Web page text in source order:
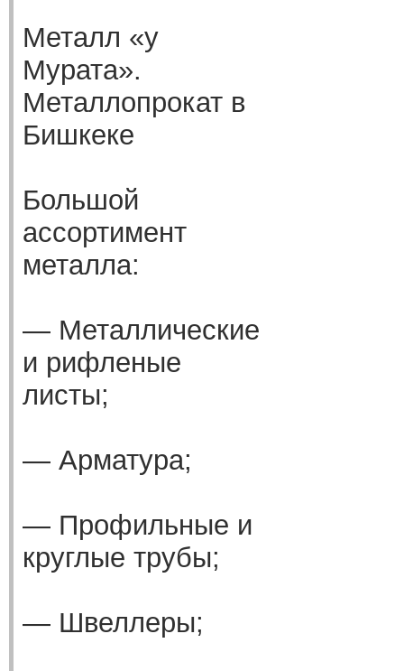
Металл «у
Мурата».
Металлопрокат в
Бишкеке
Большой
ассортимент
металла:
— Металлические
и рифленые
листы;
— Арматура;
— Профильные и
круглые трубы;
— Швеллеры;